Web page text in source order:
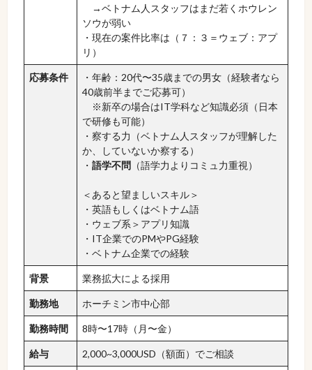
→ベトナム人スタッフはまだ若くホウレン
ソウが弱い
・現在の案件比率は（７：３＝ウェブ：アプ
リ）
応募条件
・年齢：20代〜35歳までの男女（経験者なら
40歳前半までご応募可）
※新卒の場合はIT学科など知識必須（日本
で研修も可能）
・察する力（ベトナム人スタッフが理解した
か、していないか察する）
・ 語学不問 （語学力よりコミュ力重視）
＜あると望ましいスキル＞
・英語もしくはベトナム語
・ウェブ系＞アプリ知識
・IT企業でのPMやPG経験
・ベトナム企業での経験
背景 業務拡大による採用
勤務地 ホーチミン市中心部
勤務時間 8時〜17時（月〜金）
給与 2,000~3,000USD（額面）でご相談